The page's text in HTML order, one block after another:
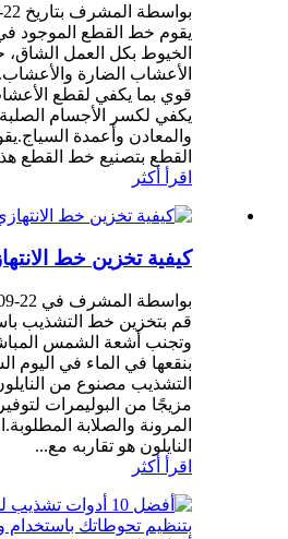
بواسطة المشرف بتاريخ 22-10-14
يقوم خط القطع الموجود
الخيوط بكل العمل
الأعشاب الضارة
قوي بما يكفي لقطع
يكفي لكسر الأجسام
والمعادن وأعمدة
القطع بتصنيع خط القطع
اقرأ أكثر
كيفية تخزين خط
بواسطة المشرف في 22-09-23
قم بتخزين خط التشذيب
وتجنب أشعة الشمس
بنقعها في الماء في اليوم
التشذيب مصنوع من
مزيجًا من البوليمرات
المرونة والصلابة
النايلون هو تقاربه مع...
اقرأ أكثر